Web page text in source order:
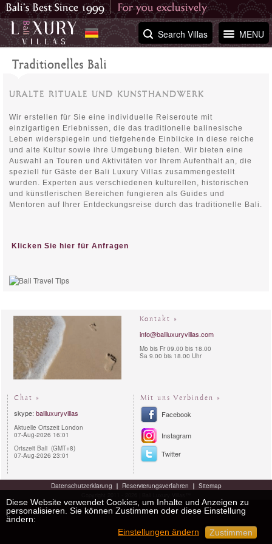
MENU
Search Villas
Traditionelles Bali
URALTE RITUALE UND KUNSTHANDWERK
Wir erstellen für Sie eine individuelle Reiseroute mit
einzigartigen Erlebnissen, die das traditionelle balinesische
Leben widerspiegeln und tiefgehende Einblicke in diese reiche
und alte Kultur sowie ihre Umgebung bieten. Wir bieten eine
Auswahl an Touren und Aktivitäten vor Ihrem Aufenthalt an, die
speziell für Gäste der Bali Luxury Villas zusammengestellt
wurden. Experten aus verschiedenen kulturellen, historischen
und künstlerischen Bereichen fungieren als Guides und
Mentoren auf Ihrer Entdeckungsreise durch das traditionelle Bali.
Klicken Sie hier für Anfragen
Kontakt »
info@baliluxuryvillas.com
Mo bis Fr 09.00 bis 18.00
Sa 9.00 bis 18.00 Uhr
Chat »
skype: baliluxuryvillas
Aktuelle Ortszeit London
07-Aug-2026 16:01
Ortszeit Bali (GMT+8)
07-Aug-2026 23:01
Mit uns Verbinden »
Facebook
Instagram
Twitter
Datenschutzerklärung Reservierungsverfahren Sitemap
Diese Website verwendet Cookies, um Inhalte und Anzeigen zu
personalisieren. Sie können Zustimmen oder diese Einstellung
ändern:
Einstellungen ändern
Zustimmen